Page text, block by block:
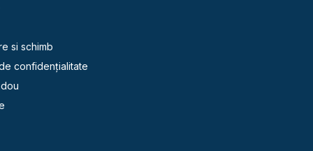
si schimb
confidențialitate